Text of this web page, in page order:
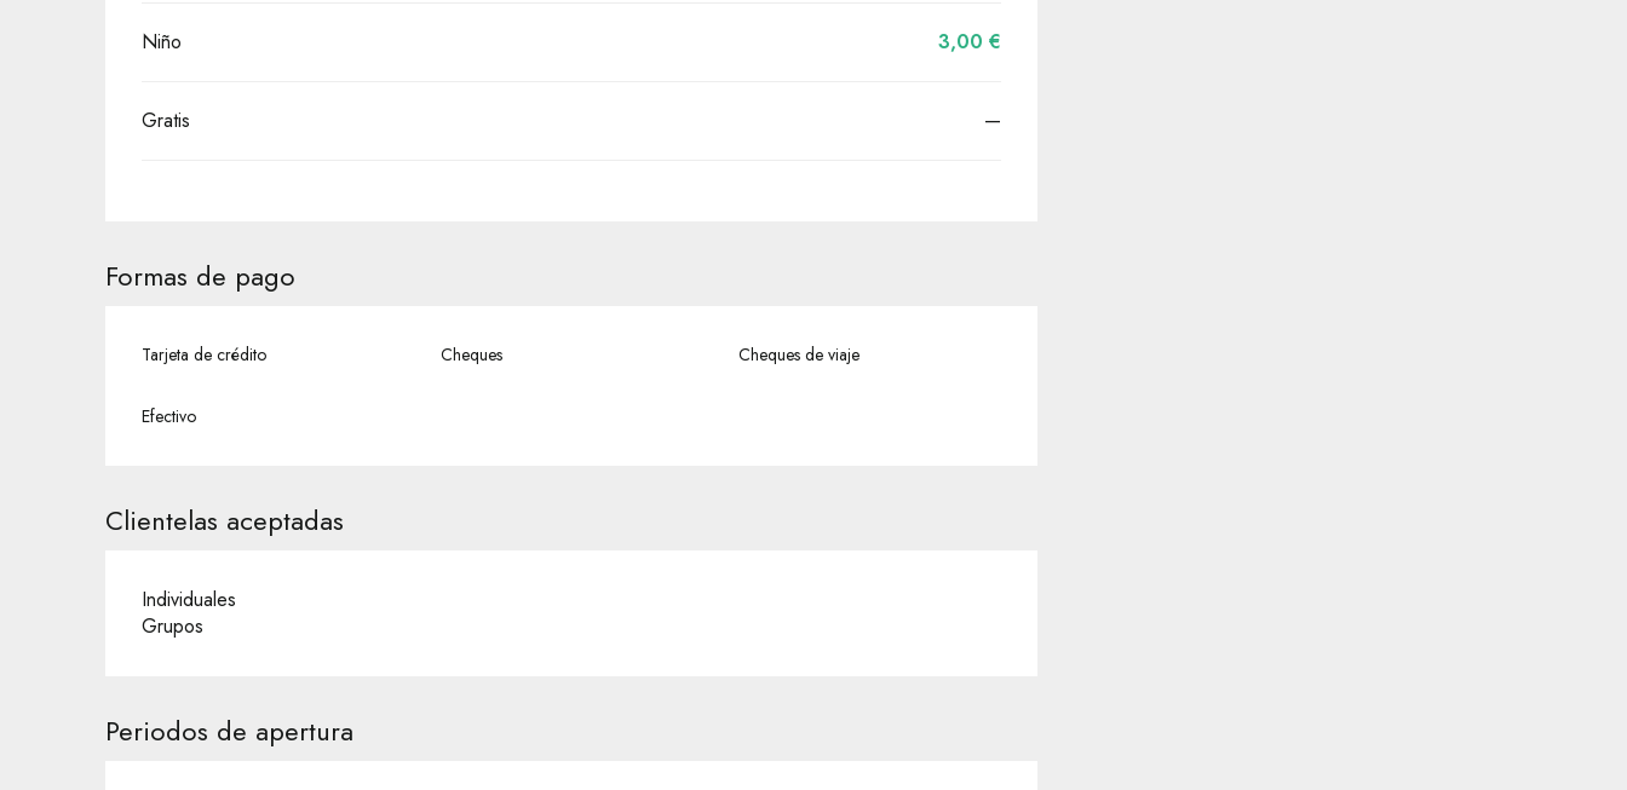
Niño 3,00 €
Gratis —
Formas de pago
Tarjeta de crédito Cheques Cheques de viaje
Efectivo
Clientelas aceptadas
Individuales
Grupos
Periodos de apertura